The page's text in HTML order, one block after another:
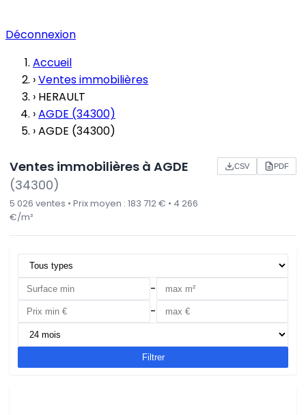
Déconnexion
Accueil
›Ventes immobilières
› HERAULT
›AGDE (34300)
›AGDE (34300)
Ventes immobilières à AGDE
(34300)
5 026 ventes • Prix moyen : 183 712 € • 4 266
€/m²
CSV PDF
-
-
Filtrer